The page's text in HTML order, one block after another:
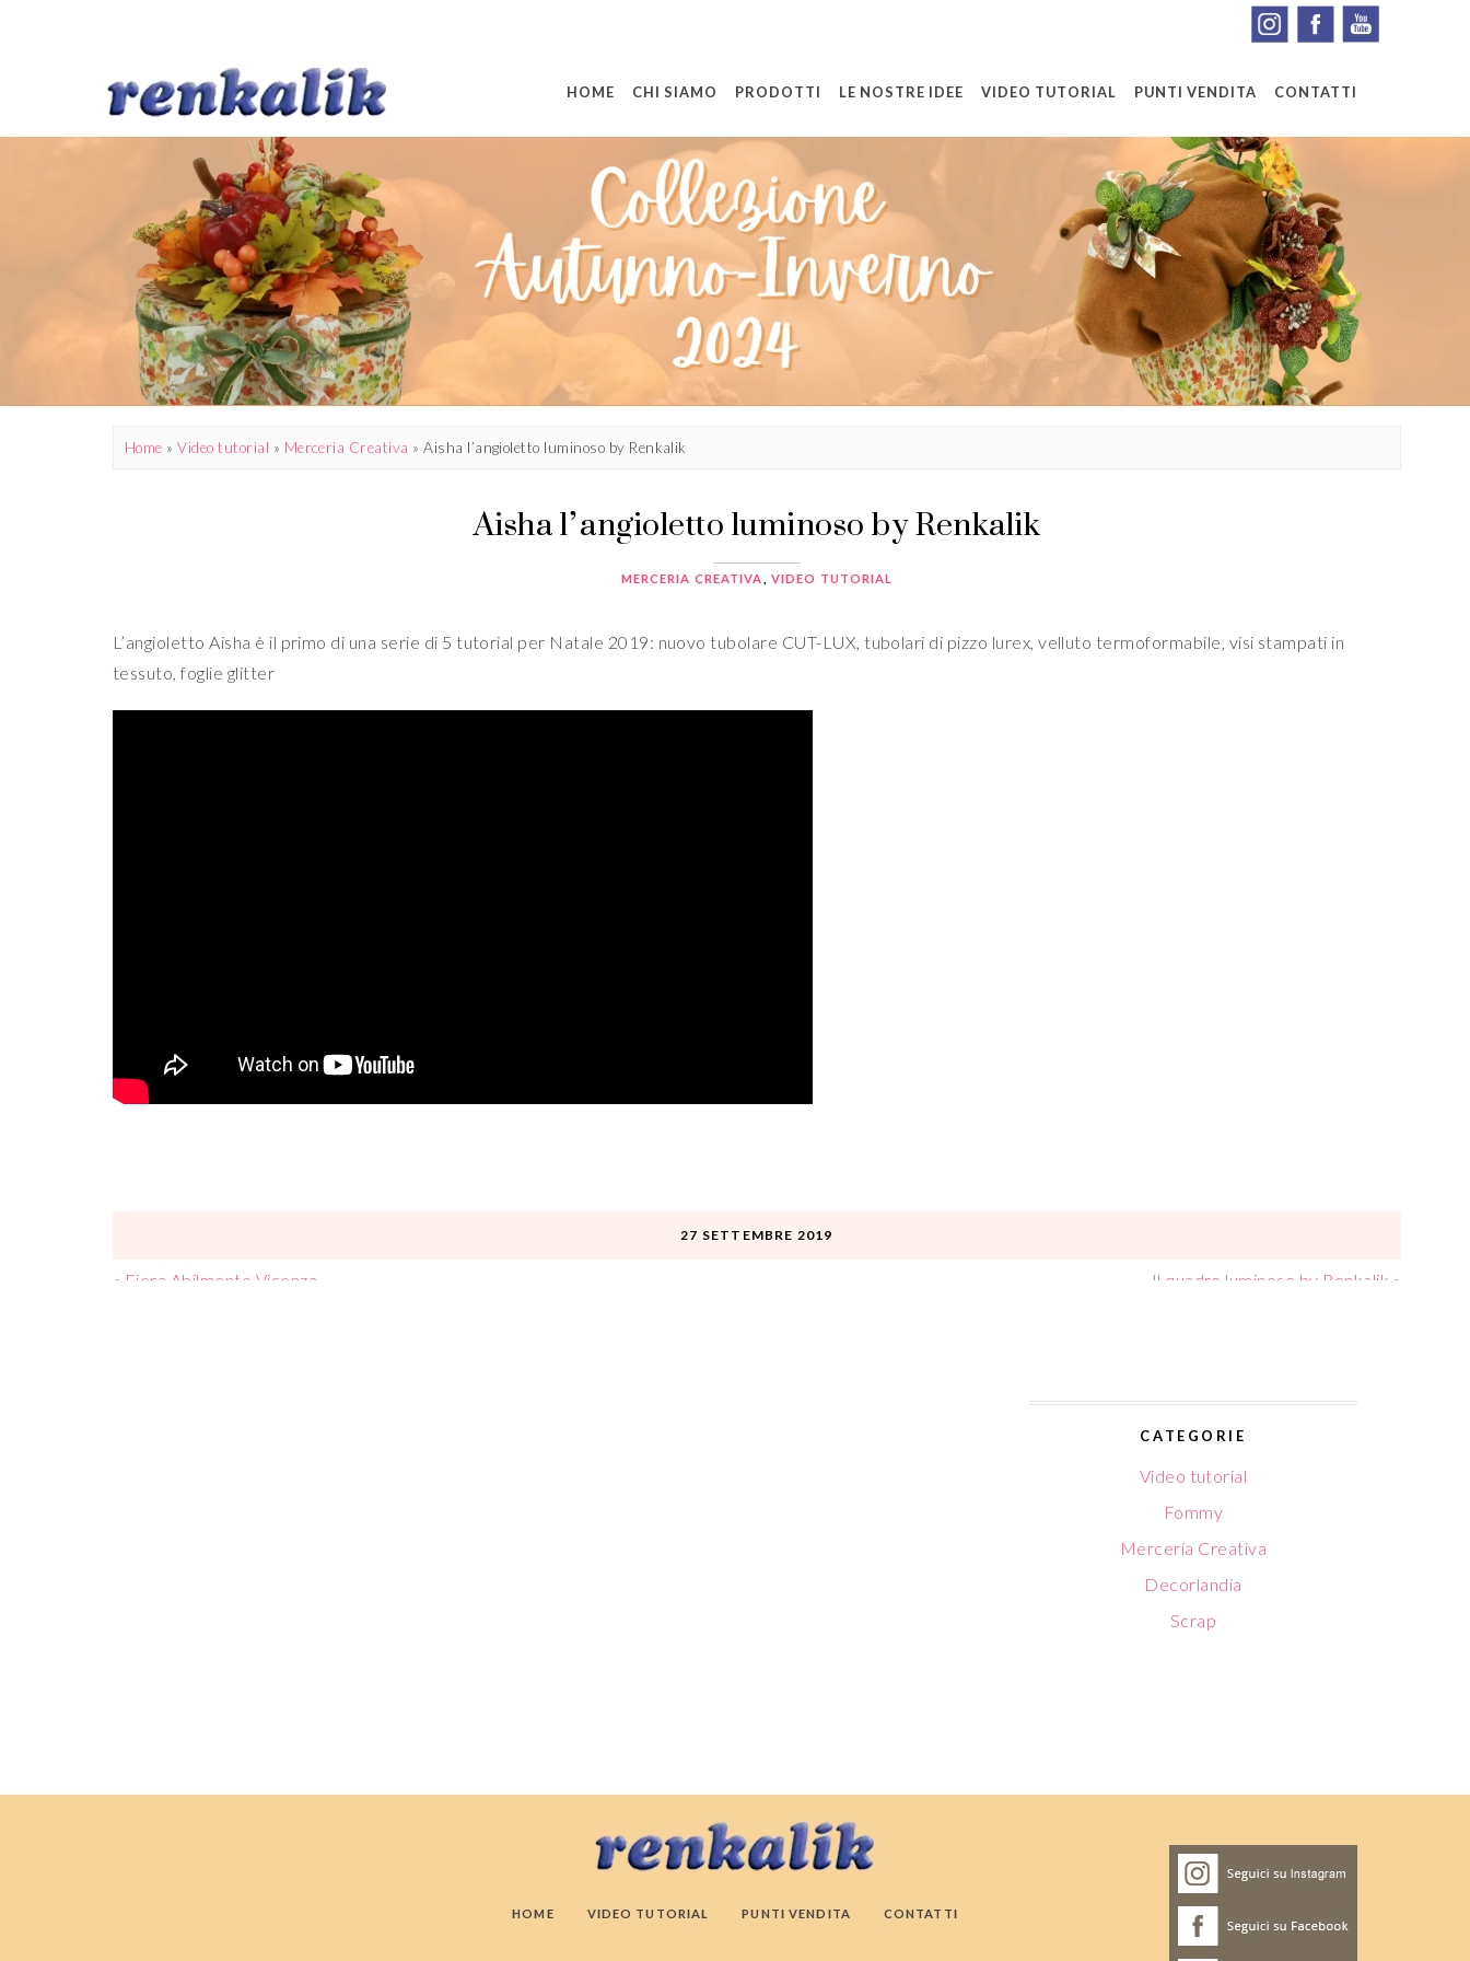
HOME CHI SIAMO PRODOTTI LE NOSTRE IDEE VIDEO TUTORIAL PUNTI VENDITA CONTATTI
Home »Video tutorial » Merceria Creativa »Aisha l’angioletto luminoso by Renkalik
Aisha l’angioletto luminoso by Renkalik
MERCERIA CREATIVA VIDEO TUTORIAL
L’angioletto Aisha è il primo di una serie di 5 tutorial per Natale 2019: nuovo tubolare CUT-LUX, tubolari di pizzo lurex, velluto termoformabile, visi stampati in
tessuto, foglie glitter
27 SETTEMBRE 2019
« Fiera Abilmente Vicenza Il quadro luminoso by Renkalik »
CATEGORIE
Video tutorial
Fommy
Merceria Creativa
Decorlandia
Scrap
HOME VIDEO TUTORIAL PUNTI VENDITA CONTATTI